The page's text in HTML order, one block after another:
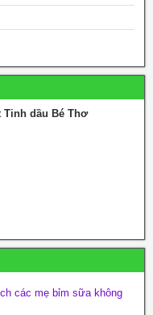
Tinh dầu Bé Thơ
các mẹ bỉm sữa không